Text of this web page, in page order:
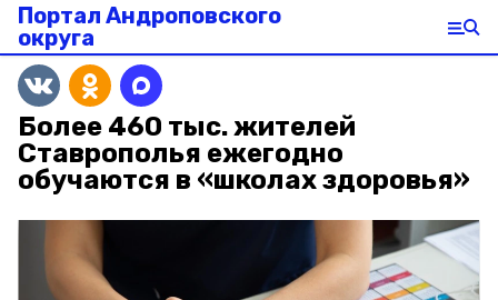
Портал Андроповского
округа
Более 460 тыс. жителей
Ставрополья ежегодно
обучаются в «школах здоровья»